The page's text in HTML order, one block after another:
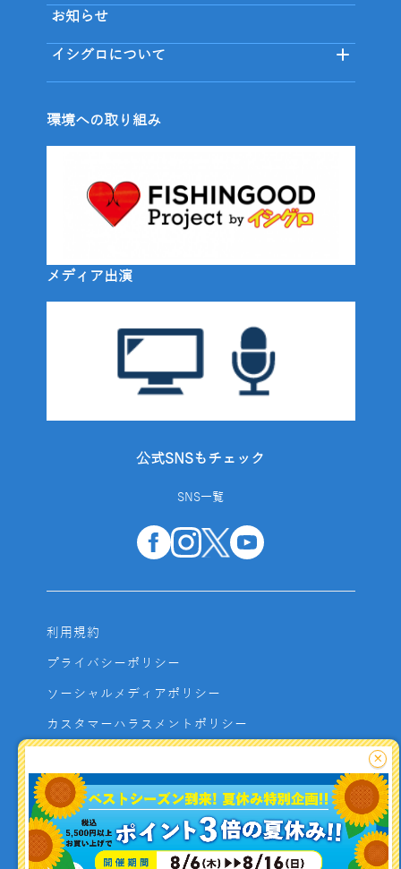
お知らせ
イシグロについて
環境への取り組み
メディア出演
公式SNSもチェック
SNS一覧
利用規約
プライバシーポリシー
ソーシャルメディアポリシー
カスタマーハラスメントポリシー
よくあるご質問
お問い合わせ
利用者資金の保全方法
×